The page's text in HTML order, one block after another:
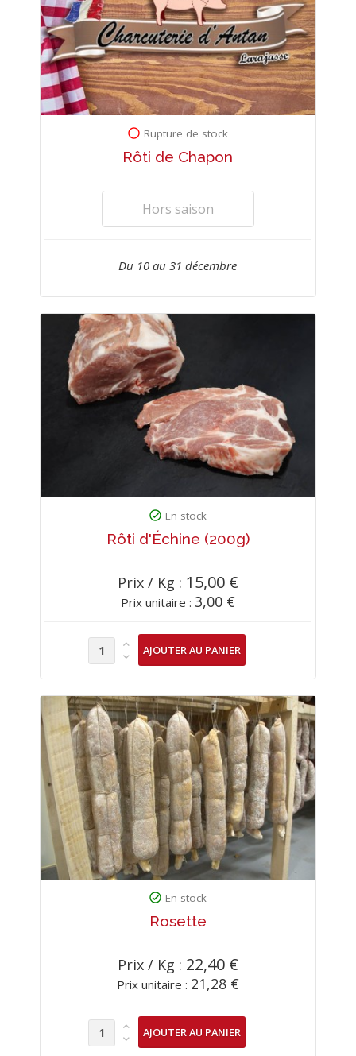
Rupture de stock
Rôti de Chapon
Hors saison
Du 10 au 31 décembre
En stock
Rôti d'Échine (200g)
Prix / Kg : 15,00 €
Prix unitaire : 3,00 €
En stock
Rosette
Prix / Kg : 22,40 €
Prix unitaire : 21,28 €